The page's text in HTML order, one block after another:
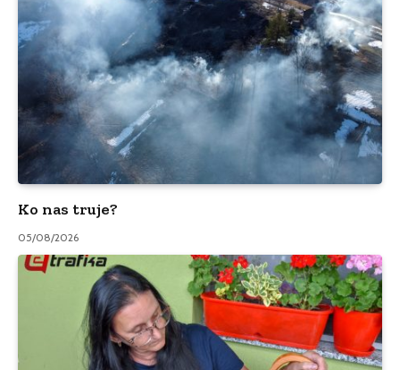
Ko nas truje?
05/08/2026